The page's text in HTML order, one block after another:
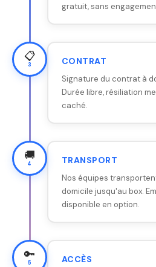
gratuit, sans
📋
3 CONTRAT
Signature du contrat à
Durée libre, résiliation
caché.
🚚
4 TRANSPORT
Nos équipes
domicile jusqu'au box.
disponible en option.
🔑
5 ACCÈS